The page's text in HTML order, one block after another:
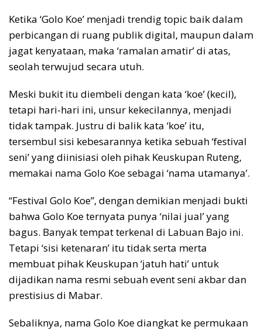
Ketika ‘Golo Koe’ menjadi trendig topic baik dalam
perbicangan di ruang publik digital, maupun dalam
jagat kenyataan, maka ‘ramalan amatir’ di atas,
seolah terwujud secara utuh.
Meski bukit itu diembeli dengan kata ‘koe’ (kecil),
tetapi hari-hari ini, unsur kekecilannya, menjadi
tidak tampak. Justru di balik kata ‘koe’ itu,
tersembul sisi kebesarannya ketika sebuah ‘festival
seni’ yang diinisiasi oleh pihak Keuskupan Ruteng,
memakai nama Golo Koe sebagai ‘nama utamanya’.
“Festival Golo Koe”, dengan demikian menjadi bukti
bahwa Golo Koe ternyata punya ‘nilai jual’ yang
bagus. Banyak tempat terkenal di Labuan Bajo ini.
Tetapi ‘sisi ketenaran’ itu tidak serta merta
membuat pihak Keuskupan ‘jatuh hati’ untuk
dijadikan nama resmi sebuah event seni akbar dan
prestisius di Mabar.
Sebaliknya, nama Golo Koe diangkat ke permukaan